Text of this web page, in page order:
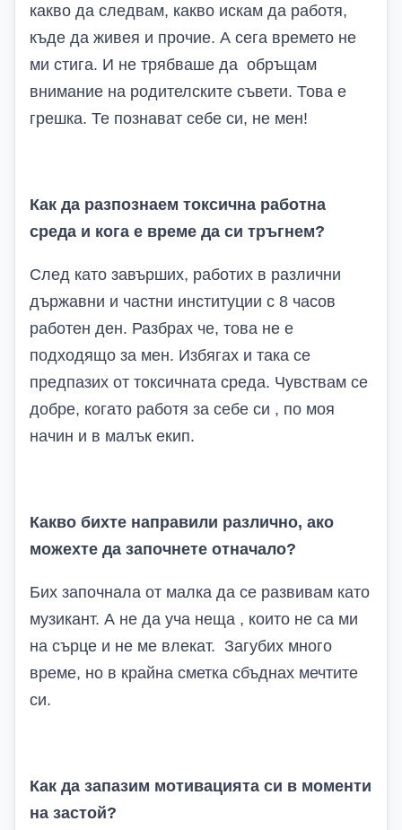
какво да следвам, какво искам да работя,
къде да живея и прочие. А сега времето не
ми стига. И не трябваше да обръщам
внимание на родителските съвети. Това е
грешка. Те познават себе си, не мен!
Как да разпознаем токсична работна
среда и кога е време да си тръгнем?
След като завърших, работих в различни
държавни и частни институции с 8 часов
работен ден. Разбрах че, това не е
подходящо за мен. Избягах и така се
предпазих от токсичната среда. Чувствам се
добре, когато работя за себе си , по моя
начин и в малък екип.
Какво бихте направили различно, ако
можехте да започнете отначало?
Бих започнала от малка да се развивам като
музикант. А не да уча неща , които не са ми
на сърце и не ме влекат. Загубих много
време, но в крайна сметка сбъднах мечтите
си.
Как да запазим мотивацията си в моменти
на застой?